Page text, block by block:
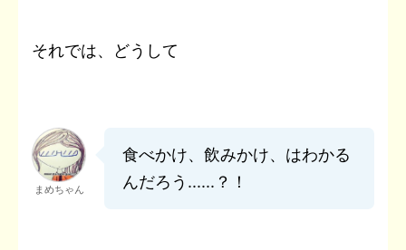
それでは、どうして
まめちゃん
食べかけ、飲みかけ、はわかる
んだろう...... ？！